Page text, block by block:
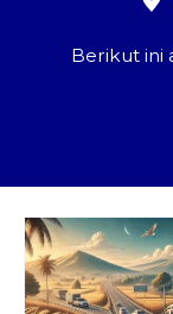
Berikut ini